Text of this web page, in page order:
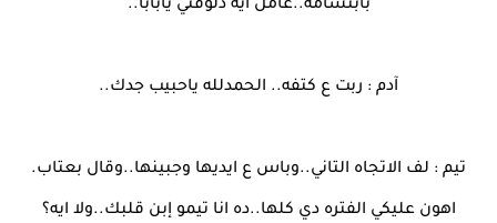
بابتسامه..عامل ايه دلوقتي يابابا..
آدم : ربت ع كتفه.. الحمدلله ياحبيب جدك..
تيم : لف الاتجاه التاني..وباس ع ايديها وجبينها..وقال بعتاب.
اهون عليكي الفتره دي كلها..ده انا تيمو إبن قلبك..ولا ايه؟